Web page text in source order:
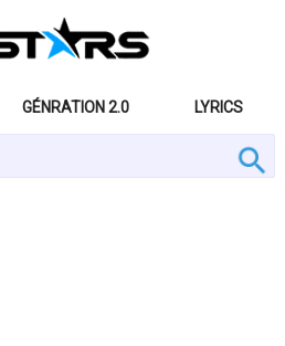
GÉNRATION 2.0 LYRICS